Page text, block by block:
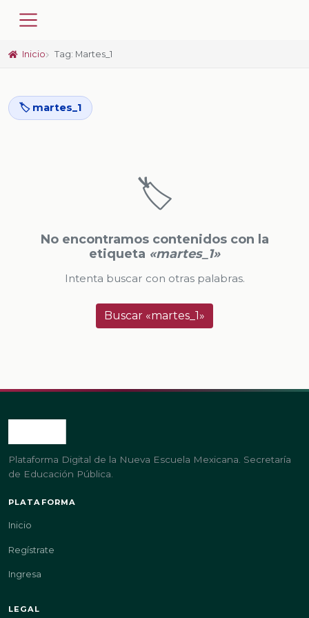
Inicio Tag: Martes_1
🏷️ martes_1
🏷️
No encontramos contenidos con la
etiqueta «martes_1»
Intenta buscar con otras palabras.
Buscar «martes_1»
Plataforma Digital de la Nueva Escuela Mexicana. Secretaría
de Educación Pública.
PLATAFORMA
Inicio
Regístrate
Ingresa
LEGAL